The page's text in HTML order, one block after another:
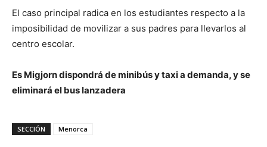
El caso principal radica en los estudiantes respecto a la
imposibilidad de movilizar a sus padres para llevarlos al
centro escolar.
Es Migjorn dispondrá de minibús y taxi a demanda, y se
eliminará el bus lanzadera
SECCIÓN Menorca